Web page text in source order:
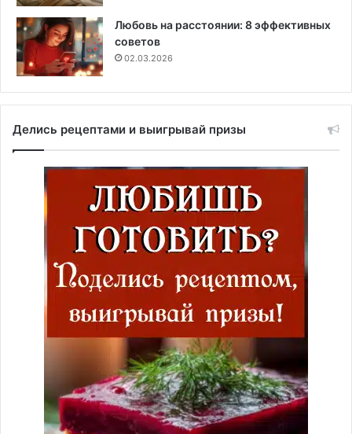
Любовь на расстоянии: 8 эффективных
советов
02.03.2026
Делись рецептами и выигрывай призы